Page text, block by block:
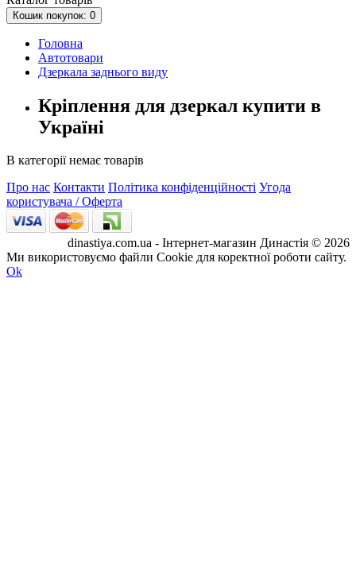
Кошик покупок: 0
Головна
Автотовари
Дзеркала заднього виду
Кріплення для дзеркал купити в
Україні
В категорії немає товарів
Про нас Контакти Політика конфіденційності Угода
користувача / Оферта
dinastiya.com.ua - Інтернет-магазин Династія © 2026
Ми використовуємо файли Cookie для коректної роботи сайту.
Ok